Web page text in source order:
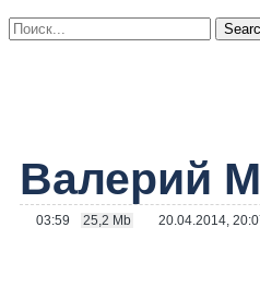
Валерий
03:59 25,2 Mb 20.04.2014,